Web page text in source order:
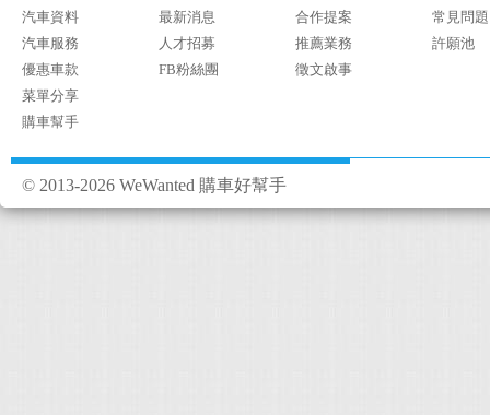
汽車資料
汽車服務
優惠車款
菜單分享
購車幫手
最新消息
人才招募
FB粉絲團
合作提案
推薦業務
徵文啟事
常見問題
許願池
© 2013-2026 WeWanted 購車好幫手